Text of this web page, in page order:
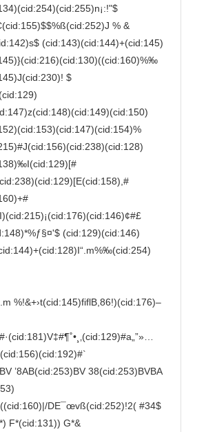
% &
(cid:143)(cid:144)+(cid:145)
$
(cid:129)(cid:146)
.m %!&+›t(cid:145)fiflB,86!)(cid:176)–
’8AB(cid:253)BV 38(cid:253)BVBA
DE¯œvß(cid:252)!2( #34$
F*(cid:131)) G*&